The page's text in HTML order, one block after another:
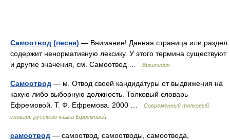
Самоотвод (песня) — Внимание! Данная страница или раздел
содержит ненормативную лексику. У этого термина существуют
и другие значения, см. Самоотвод …
Википедия
Самоотвод — м. Отвод своей кандидатуры от выдвижения на
какую либо выборную должность. Толковый словарь
Ефремовой. Т. Ф. Ефремова. 2000 …
Современный толковый
словарь русского языка Ефремовой
самоотвод — самоотвод, самоотводы, самоотвода,